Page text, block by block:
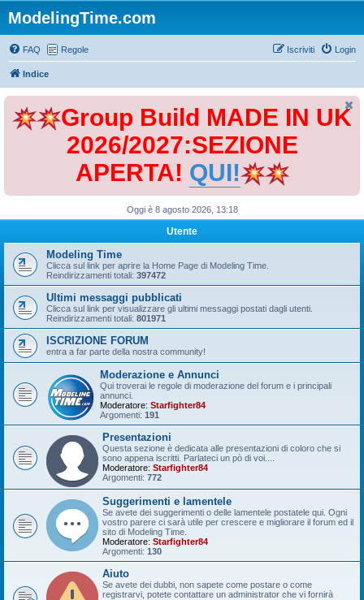
ModelingTime.com
FAQ Regole Login
Iscriviti
Indice
Group Build MADE IN UK
2026/2027:SEZIONE
APERTA! QUI!
Oggi è 8 agosto 2026, 13:18
Utente
Modeling Time
Clicca sul link per aprire la Home Page di Modeling Time.
Reindirizzamenti totali: 397472
Ultimi messaggi pubblicati
Clicca sul link per visualizzare gli ultimi messaggi postati dagli utenti.
Reindirizzamenti totali: 801971
ISCRIZIONE FORUM
entra a far parte della nostra community!
Moderazione e Annunci
Qui troverai le regole di moderazione del forum e i principali
annunci.
Moderatore: Starfighter84
Argomenti: 191
Presentazioni
Questa sezione è dedicata alle presentazioni di coloro che si
sono appena iscritti. Parlateci un pò di voi....
Moderatore: Starfighter84
Argomenti: 772
Suggerimenti e lamentele
Se avete dei suggerimenti o delle lamentele postatele qui. Ogni
vostro parere ci sarà utile per crescere e migliorare il forum ed il
sito di Modeling Time.
Moderatore: Starfighter84
Argomenti: 130
Aiuto
Se avete dei dubbi, non sapete come postare o come
registrarvi, potete contattare un administrator che vi fornirà